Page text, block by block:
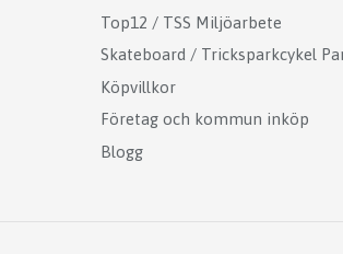
Top12 / TSS Miljöarbete
Skateboard / Tricksparkcykel
Köpvillkor
Företag och kommun inköp
Blogg